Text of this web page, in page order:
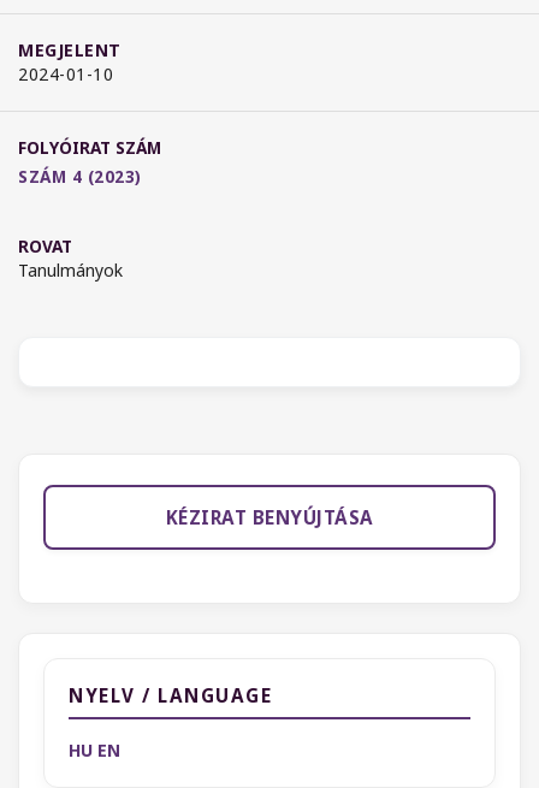
MEGJELENT
2024-01-10
FOLYÓIRAT SZÁM
SZÁM 4 (2023)
ROVAT
Tanulmányok
KÉZIRAT BENYÚJTÁSA
NYELV / LANGUAGE
HU EN